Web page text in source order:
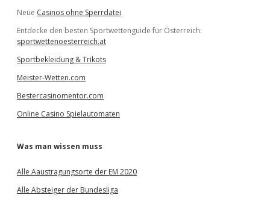
Neue Casinos ohne Sperrdatei
Entdecke den besten Sportwettenguide für Österreich:
sportwettenoesterreich.at
Sportbekleidung & Trikots
Meister-Wetten.com
Bestercasinomentor.com
Online Casino Spielautomaten
Was man wissen muss
Alle Aaustragungsorte der EM 2020
Alle Absteiger der Bundesliga